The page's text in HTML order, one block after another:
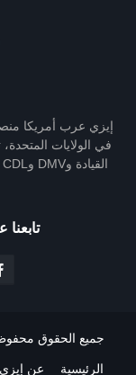
إيزي عرب أمريكا
في الولايات
جميع الحقوق
الرئيسية عن